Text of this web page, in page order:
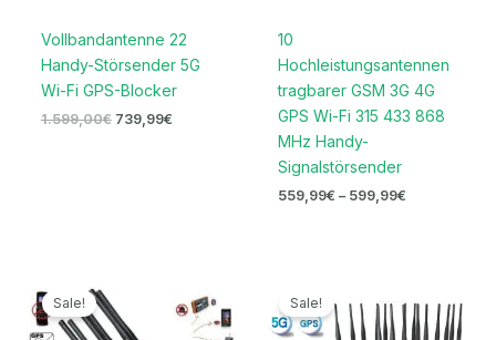
Vollbandantenne 22
Handy-Störsender 5G
Wi-Fi GPS-Blocker
1.599,00€ 739,99€
10
Hochleistungsantennen
tragbarer GSM 3G 4G
GPS Wi-Fi 315 433 868
MHz Handy-
Signalstörsender
559,99€ – 599,99€
Sale!
Preis
war:
499,99€
ist:
279,99€.
Sale!
war:
1.499,00€
ist:
679,99€.